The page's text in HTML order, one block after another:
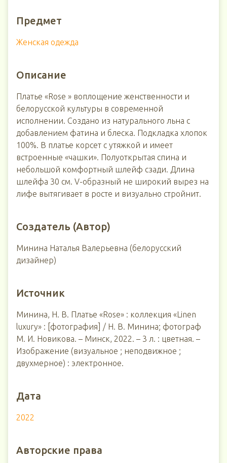
Предмет
Женская одежда
Описание
Платье «Rose » воплощение женственности и
белорусской культуры в современной
исполнении. Создано из натурального льна с
добавлением фатина и блеска. Подкладка хлопок
100%. В платье корсет с утяжкой и имеет
встроенные «чашки». Полуоткрытая спина и
небольшой комфортный шлейф сзади. Длина
шлейфа 30 см. V-образный не широкий вырез на
лифе вытягивает в росте и визуально стройнит.
Создатель (Автор)
Минина Наталья Валерьевна (белорусский
дизайнер)
Источник
Минина, Н. В. Платье «Rose» : коллекция «Linen
luxury» : [фотография] / Н. В. Минина; фотограф
М. И. Новикова. – Минск, 2022. – 3 л. : цветная. –
Изображение (визуальное ; неподвижное ;
двухмерное) : электронное.
Дата
2022
Авторские права